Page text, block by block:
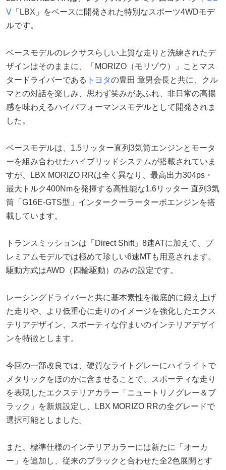
V 「LBX」をベースに開発された特別なスポーツ4WDモデ
ルです。
ベースモデルのレクサスらしい上質な走りと洗練されたデ
ザインはそのままに、「MORIZO（モリゾウ）」ことマス
タードライバーである トヨタの豊田 章男会長と共に、クル
マとの対話を楽しみ、思わず笑みがあふれ、非日常の高揚
感を味わえるハイパフォーマンスモデルとして開発されま
した。
ベースモデルは、1.5リッター直列3気筒エンジンとモータ
ーを組み合わせたハイブリッドシステムが搭載されていま
すが、LBX MORIZO RRは全く異なり、最高出力304ps・
最大トルク400Nmを発揮する高性能な1.6リッター 直列3気
筒「G16E-GTS型」インタークーラーターボエンジンを搭
載しています。
トランスミッションは「Direct Shift」8速ATに加えて、プ
レミアムモデルでは極めて珍しい6速MTも用意されます。
駆動方式はAWD（四輪駆動）のみの設定です。
レーシングドライバーと共に基本素性を徹底的に鍛え上げ
た走りや、より低重心に走りのイメージを強化したエクス
テリアデザイン、スポーティな佇まいのインテリアデザイ
ンを特徴とします。
今回の一部改良では、硬質なライトグレーにハイライトで
メタリックをほのかに含ませることで、スポーティな走り
を表現したエクステリアカラー「ニュートリノグレー＆ブ
ラック」を新規設定し、LBX MORIZO RRの全グレードで
選択可能としました。
また、標準仕様のインテリアカラーには新たに「オーカ
ー」を追加し、従来のブラックと合わせた全2色展開とす